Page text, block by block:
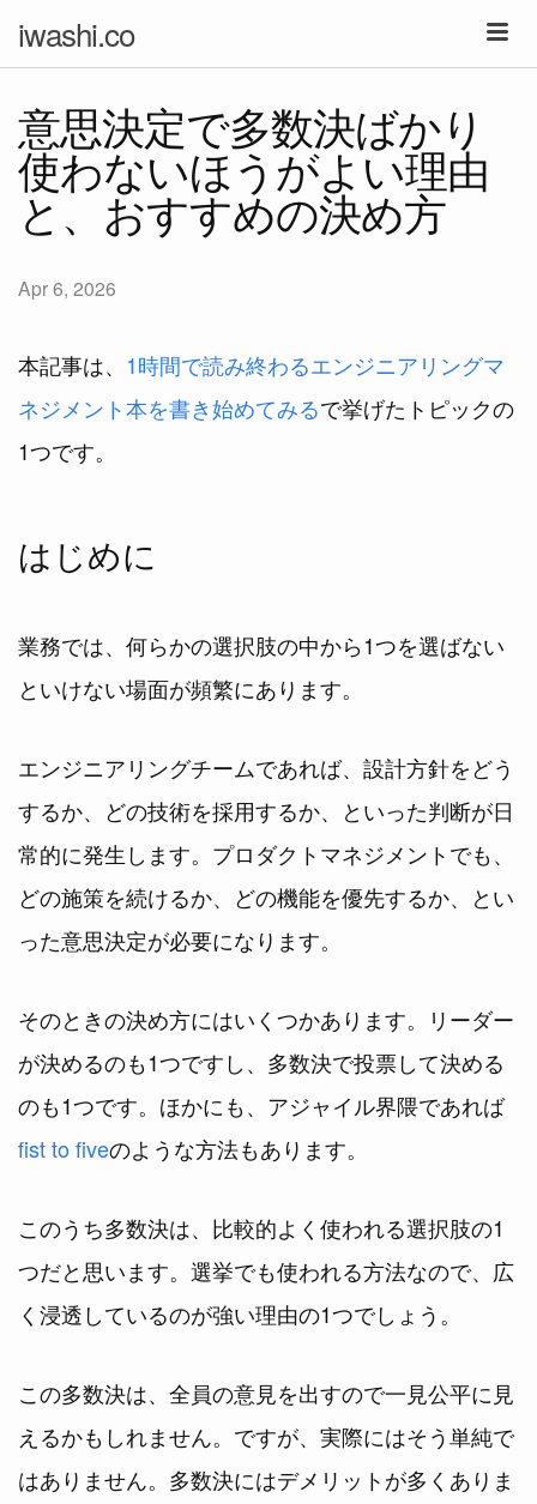
iwashi.co
意思決定で多数決ばかり
使わないほうがよい理由
と、おすすめの決め方
Apr 6, 2026
本記事は、 1時間で読み終わるエンジニアリングマ
ネジメント本を書き始めてみるで挙げたトピックの
1つです。
はじめに
業務では、何らかの選択肢の中から1つを選ばない
といけない場面が頻繁にあります。
エンジニアリングチームであれば、設計方針をどう
するか、どの技術を採用するか、といった判断が日
常的に発生します。プロダクトマネジメントでも、
どの施策を続けるか、どの機能を優先するか、とい
った意思決定が必要になります。
そのときの決め方にはいくつかあります。リーダー
が決めるのも1つですし、多数決で投票して決める
のも1つです。ほかにも、アジャイル界隈であれば
fist to fiveのような方法もあります。
このうち多数決は、比較的よく使われる選択肢の1
つだと思います。選挙でも使われる方法なので、広
く浸透しているのが強い理由の1つでしょう。
この多数決は、全員の意見を出すので一見公平に見
えるかもしれません。ですが、実際にはそう単純で
はありません。多数決にはデメリットが多くありま